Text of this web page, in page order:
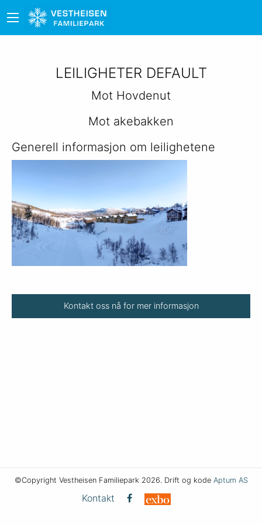
LEILIGHETER DEFAULT
Mot Hovdenut
Mot akebakken
Generell informasjon om leilighetene
Kontakt oss nå for mer informasjon
©Copyright Vestheisen Familiepark 2026. Drift og kode Aptum AS
Kontakt